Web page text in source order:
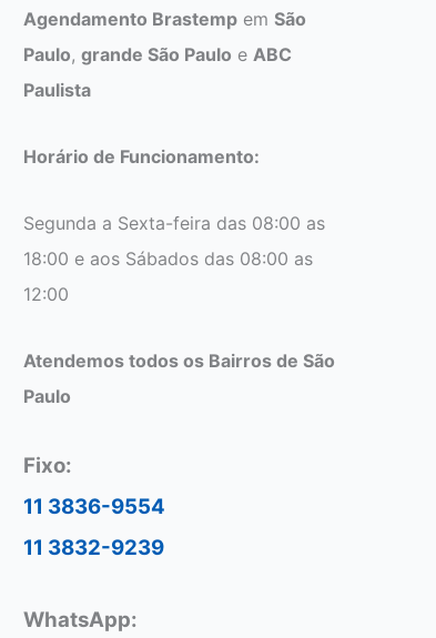
Agendamento Brastemp em São
Paulo, grande São Paulo e ABC
Paulista
Horário de Funcionamento:
Segunda a Sexta-feira das 08:00 as
18:00 e aos Sábados das 08:00 as
12:00
Atendemos todos os Bairros de São
Paulo
Fixo:
11 3836-9554
11 3832-9239
WhatsApp: